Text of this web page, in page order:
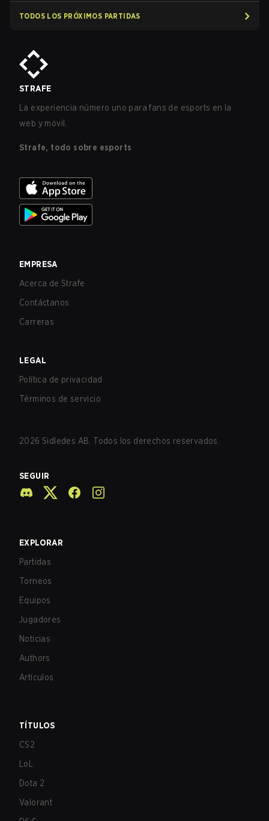
TODOS LOS PRÓXIMOS PARTIDAS
STRAFE
La experiencia número uno para fans de esports en la
web y móvil.
Strafe, todo sobre esports
EMPRESA
Acerca de Strafe
Contáctanos
Carreras
LEGAL
Política de privacidad
Términos de servicio
2026 Sidledes AB. Todos los derechos reservados.
SEGUIR
EXPLORAR
Partidas
Torneos
Equipos
Jugadores
Noticias
Authors
Artículos
TÍTULOS
CS2
LoL
Dota 2
Valorant